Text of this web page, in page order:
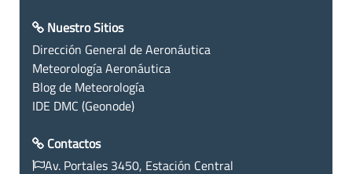
Nuestro Sitios
Dirección General de Aeronáutica
Meteorología Aeronáutica
Blog de Meteorología
IDE DMC (Geonode)
Contactos
Av. Portales 3450, Estación Central